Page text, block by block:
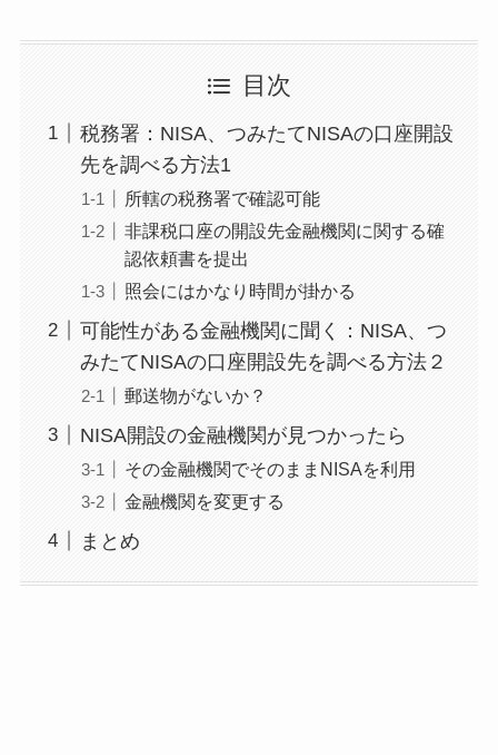
目次
税務署：NISA、つみたてNISAの口座開設
先を調べる方法1
所轄の税務署で確認可能
非課税口座の開設先金融機関に関する確
認依頼書を提出
照会にはかなり時間が掛かる
可能性がある金融機関に聞く：NISA、つ
みたてNISAの口座開設先を調べる方法２
郵送物がないか？
NISA開設の金融機関が見つかったら
その金融機関でそのままNISAを利用
金融機関を変更する
まとめ